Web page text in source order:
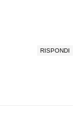
RISPONDI